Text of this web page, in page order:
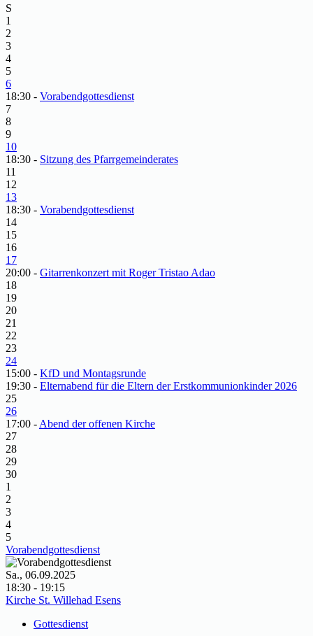
S
1
2
3
4
5
6
18:30 - Vorabendgottesdienst
7
8
9
10
18:30 - Sitzung des Pfarrgemeinderates
11
12
13
18:30 - Vorabendgottesdienst
14
15
16
17
20:00 - Gitarrenkonzert mit Roger Tristao Adao
18
19
20
21
22
23
24
15:00 - KfD und Montagsrunde
19:30 - Elternabend für die Eltern der Erstkommunionkinder 2026
25
26
17:00 - Abend der offenen Kirche
27
28
29
30
1
2
3
4
5
Vorabendgottesdienst
Sa., 06.09.2025
18:30 - 19:15
Kirche St. Willehad Esens
Gottesdienst